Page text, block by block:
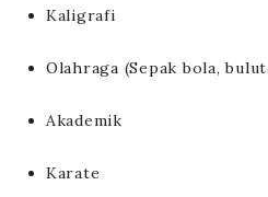
Kaligrafi
Olahraga (Sepak bola,
Akademik
Karate